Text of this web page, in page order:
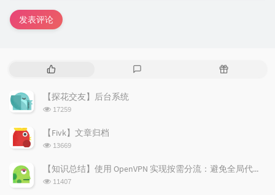
发表评论
热
文
章
随
【探花交友】后台系统
浏
次
17259
【Fivk】文章归档
浏
次
数:
13669
【知识总结】使用 OpenVPN 实现按需分流：避免全局代理泄露隐私
浏
11407